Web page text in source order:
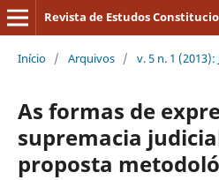
Início / Arquivos / v. 5 n. 1
As formas de
supremacia
proposta